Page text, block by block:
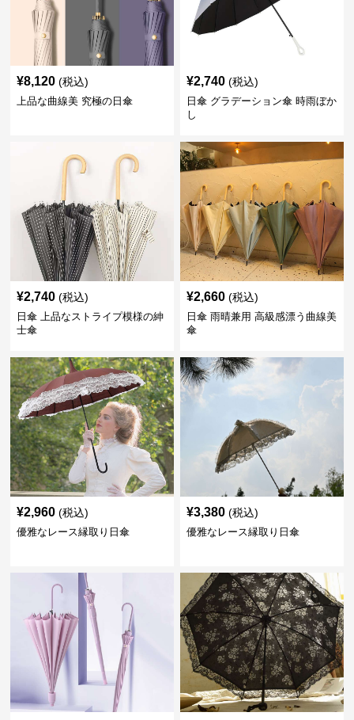
¥8,120 (税込)
上品な曲線美 究極の日傘
¥2,740 (税込)
日傘 グラデーション傘 時雨ぼか
し
¥2,740 (税込)
日傘 上品なストライプ模様の紳
士傘
¥2,660 (税込)
日傘 雨晴兼用 高級感漂う曲線美
傘
¥2,960 (税込)
優雅なレース縁取り日傘
¥3,380 (税込)
優雅なレース縁取り日傘